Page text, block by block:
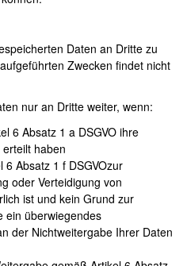
Daten an Dritte zu
Zwecken findet nicht
nur an Dritte weiter, wenn:
6 Absatz 1 a DSGVO ihre
haben
6 Absatz 1 f DSGVOzur
oder Verteidigung von
ist und kein Grund zur
ein überwiegendes
der Nichtweitergabe Ihrer Daten